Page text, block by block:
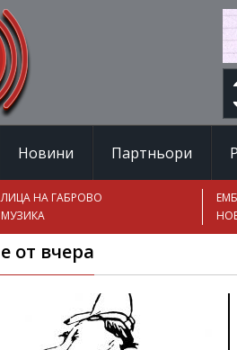
Новини Партньори
ЛИЦА НА ГАБРОВО
МУЗИКА
от вчера